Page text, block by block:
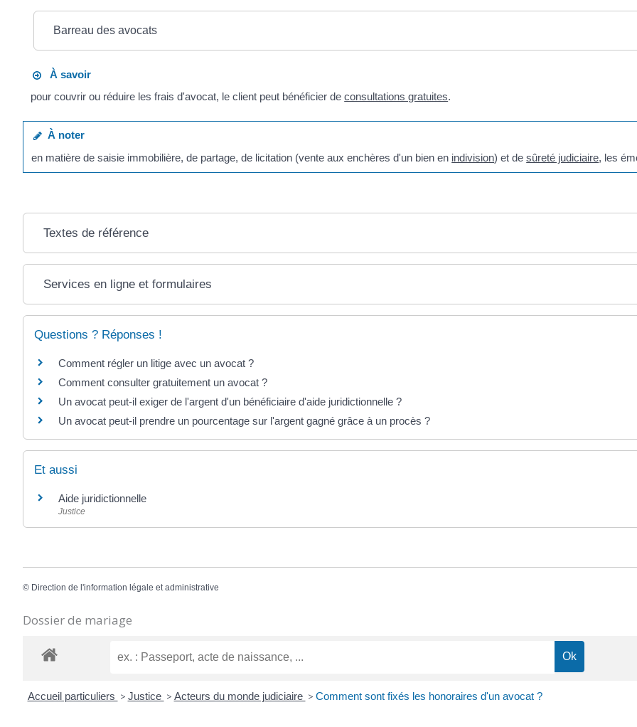
Barreau des avocats
À savoir
pour couvrir ou réduire les frais d'avocat, le client peut bénéficier deconsultations gratuites.
À noter
en matière de saisie immobilière, de partage, de licitation (vente aux enchères d'un bien en indivision) et desûreté judiciaire, les
Textes de référence
Services en ligne et formulaires
Questions ? Réponses !
Comment régler un litige avec un avocat ?
Comment consulter gratuitement un avocat ?
Un avocat peut-il exiger de l'argent d'un bénéficiaire d'aide juridictionnelle ?
Un avocat peut-il prendre un pourcentage sur l'argent gagné grâce à un procès ?
Et aussi
Aide juridictionnelle
Justice
© Direction de l'information légale et administrative
Dossier de mariage
Accueil particuliers > Justice > Acteurs du monde judiciaire > Comment sont fixés les honoraires d'un avocat ?